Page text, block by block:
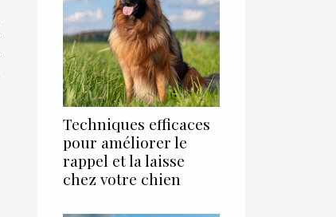
Techniques efficaces
pour améliorer le
rappel et la laisse
chez votre chien